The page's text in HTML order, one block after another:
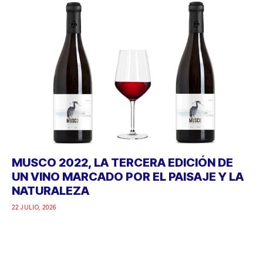
MUSCO 2022, LA TERCERA EDICIÓN DE
UN VINO MARCADO POR EL PAISAJE Y LA
NATURALEZA
22 JULIO, 2026